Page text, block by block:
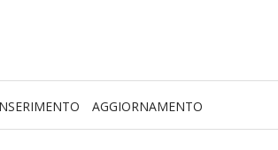
AGGIORNAMENTO